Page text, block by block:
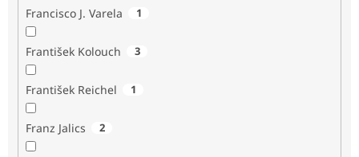
Francisco J. Varela 1
František Kolouch 3
František Reichel 1
Franz Jalics 2